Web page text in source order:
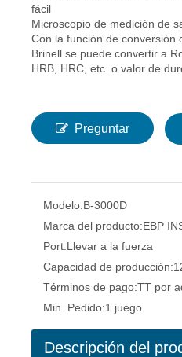
fácil
Microscopio de medición de
Con la función de conversión
Brinell se puede convertir a
HRB, HRC, etc. o valor de
Preguntar
Modelo:B-3000D
Marca del producto:EBP
Port:Llevar a la fuerza
Capacidad de producción:
Términos de pago:TT por
Min. Pedido:1 juego
Descripción del